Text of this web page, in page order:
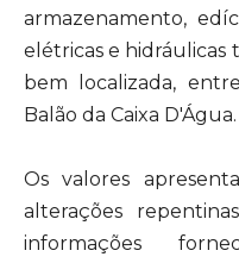
armazenamento,
elétricas e hidráulicas
bem localizada,
Balão da Caixa
Os valores
alterações
informações